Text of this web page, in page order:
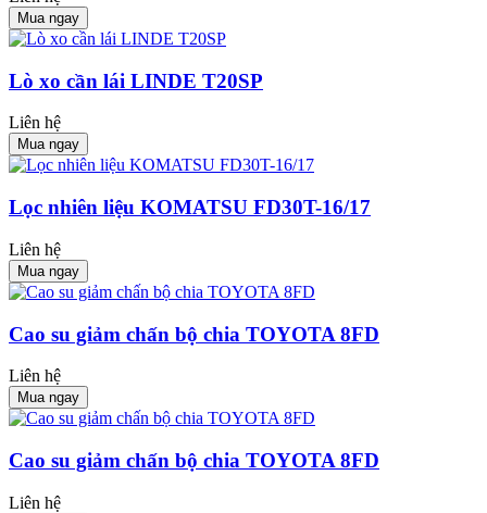
Mua ngay
Lò xo cần lái LINDE T20SP
Liên hệ
Mua ngay
Lọc nhiên liệu KOMATSU FD30T-16/17
Liên hệ
Mua ngay
Cao su giảm chấn bộ chia TOYOTA 8FD
Liên hệ
Mua ngay
Cao su giảm chấn bộ chia TOYOTA 8FD
Liên hệ